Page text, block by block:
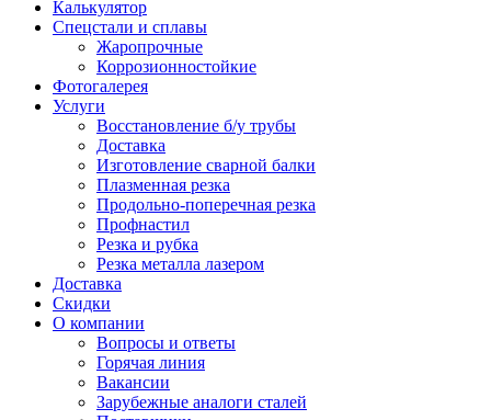
Калькулятор
Спецстали и сплавы
Жаропрочные
Коррозионностойкие
Фотогалерея
Услуги
Восстановление б/у трубы
Доставка
Изготовление сварной балки
Плазменная резка
Продольно-поперечная резка
Профнастил
Резка и рубка
Резка металла лазером
Доставка
Скидки
О компании
Вопросы и ответы
Горячая линия
Вакансии
Зарубежные аналоги сталей